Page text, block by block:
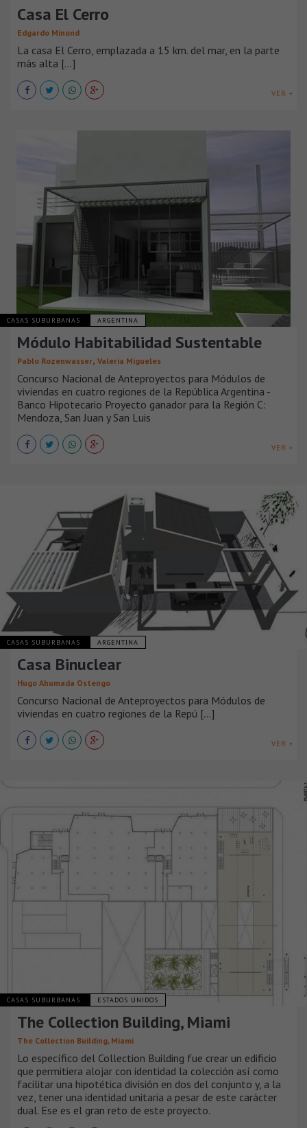
Casa El Cerro
Edgardo Minond
La casa El Cerro, emplazada a 15 km. del mar, en la parte
más alta [...]
VER +
CASAS SUBURBANAS ARGENTINA
Módulo Habitabilidad Sustentable
Pablo Rozenwasser, Valeria Migueles
Concurso Nacional de Anteproyectos para Módulos de
viviendas en cuatro regiones de la República Argentina -
Banco Hipotecario Proyecto ganador para la Región C:
Mendoza, San Juan y San Luis
VER +
CASAS SUBURBANAS ARGENTINA
Casa Binuclear
Hugo Ahumada Ostengo
Concurso Nacional de Anteproyectos para Módulos de
viviendas en cuatro regiones de la Repú [...]
VER +
CASAS SUBURBANAS ESTADOS UNIDOS
The Collection Building, Miami
The Collection Building, Miami
Lo específico del Collection Building fue crear un edificio
que permitiera alojar con identidad la colección así como
facilitar una hipotética división en dos del conjunto y, a la
vez, tener una identidad unitaria a pesar de este carácter
dual. Ese es el gran reto de este proyecto.